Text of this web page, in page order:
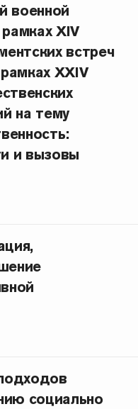
военной
XIV
встреч
XXIV
на тему
и вызовы
социально